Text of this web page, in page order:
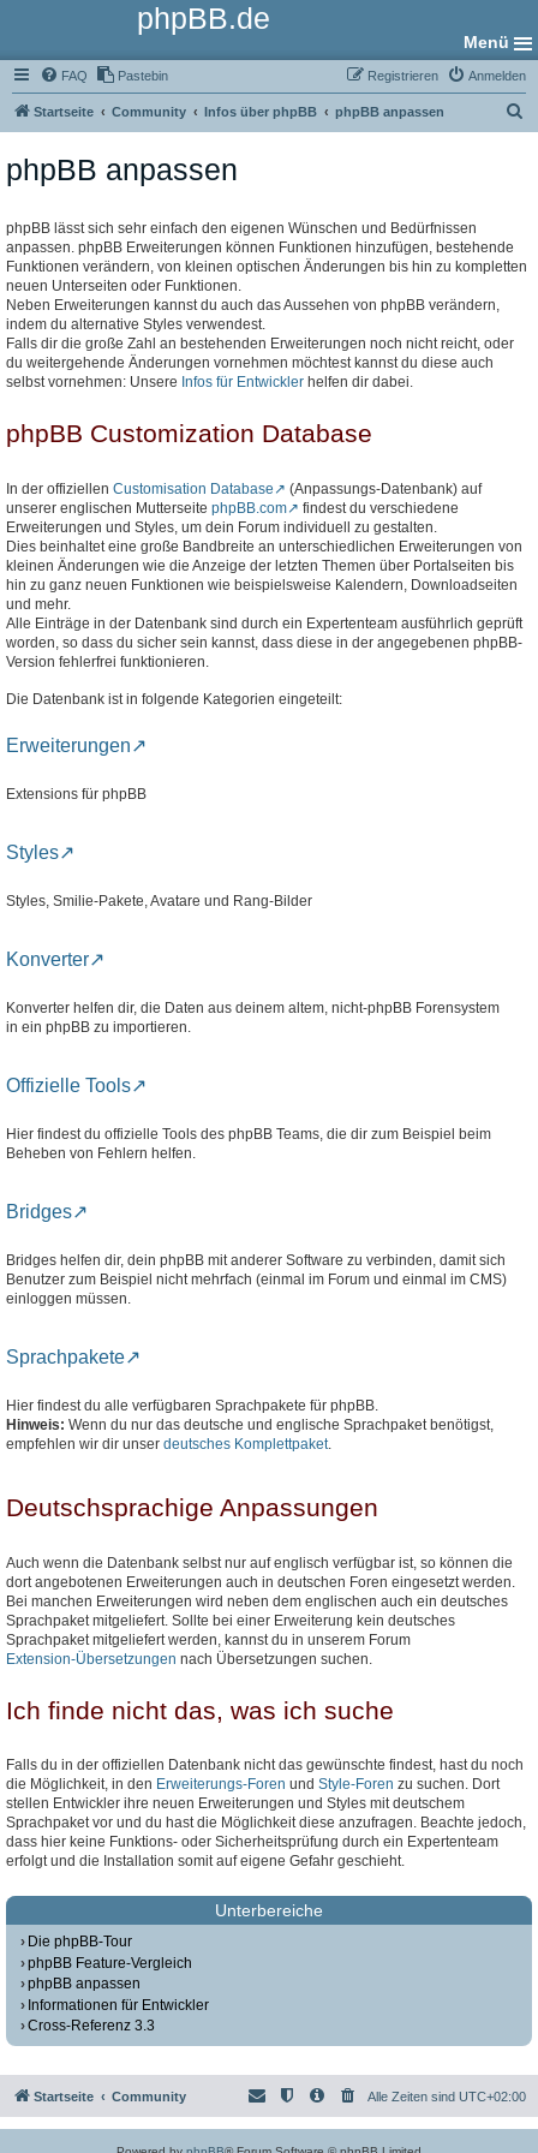
phpBB.de
Menü
FAQ Pastebin Anmelden
Registrieren
Startseite Community Infos über phpBB phpBB anpassen
phpBB anpassen
phpBB lässt sich sehr einfach den eigenen Wünschen und Bedürfnissen
anpassen. phpBB Erweiterungen können Funktionen hinzufügen, bestehende
Funktionen verändern, von kleinen optischen Änderungen bis hin zu kompletten
neuen Unterseiten oder Funktionen.
Neben Erweiterungen kannst du auch das Aussehen von phpBB verändern,
indem du alternative Styles verwendest.
Falls dir die große Zahl an bestehenden Erweiterungen noch nicht reicht, oder
du weitergehende Änderungen vornehmen möchtest kannst du diese auch
selbst vornehmen: Unsere Infos für Entwickler helfen dir dabei.
phpBB Customization Database
In der offiziellen Customisation Database
(Anpassungs-Datenbank) auf
unserer englischen Mutterseite phpBB.com
findest du verschiedene
Erweiterungen und Styles, um dein Forum individuell zu gestalten.
Dies beinhaltet eine große Bandbreite an unterschiedlichen Erweiterungen von
kleinen Änderungen wie die Anzeige der letzten Themen über Portalseiten bis
hin zu ganz neuen Funktionen wie beispielsweise Kalendern, Downloadseiten
und mehr.
Alle Einträge in der Datenbank sind durch ein Expertenteam ausführlich geprüft
worden, so dass du sicher sein kannst, dass diese in der angegebenen phpBB-
Version fehlerfrei funktionieren.
Die Datenbank ist in folgende Kategorien eingeteilt:
Erweiterungen
Extensions für phpBB
Styles
Styles, Smilie-Pakete, Avatare und Rang-Bilder
Konverter
Konverter helfen dir, die Daten aus deinem altem, nicht-phpBB Forensystem
in ein phpBB zu importieren.
Offizielle Tools
Hier findest du offizielle Tools des phpBB Teams, die dir zum Beispiel beim
Beheben von Fehlern helfen.
Bridges
Bridges helfen dir, dein phpBB mit anderer Software zu verbinden, damit sich
Benutzer zum Beispiel nicht mehrfach (einmal im Forum und einmal im CMS)
einloggen müssen.
Sprachpakete
Hier findest du alle verfügbaren Sprachpakete für phpBB.
Hinweis: Wenn du nur das deutsche und englische Sprachpaket benötigst,
empfehlen wir dir unser deutsches Komplettpaket.
Deutschsprachige Anpassungen
Auch wenn die Datenbank selbst nur auf englisch verfügbar ist, so können die
dort angebotenen Erweiterungen auch in deutschen Foren eingesetzt werden.
Bei manchen Erweiterungen wird neben dem englischen auch ein deutsches
Sprachpaket mitgeliefert. Sollte bei einer Erweiterung kein deutsches
Sprachpaket mitgeliefert werden, kannst du in unserem Forum
Extension-Übersetzungen nach Übersetzungen suchen.
Ich finde nicht das, was ich suche
Falls du in der offiziellen Datenbank nicht das gewünschte findest, hast du noch
die Möglichkeit, in den Erweiterungs-Foren und Style-Foren zu suchen. Dort
stellen Entwickler ihre neuen Erweiterungen und Styles mit deutschem
Sprachpaket vor und du hast die Möglichkeit diese anzufragen. Beachte jedoch,
dass hier keine Funktions- oder Sicherheitsprüfung durch ein Expertenteam
erfolgt und die Installation somit auf eigene Gefahr geschieht.
Unterbereiche
Die phpBB-Tour
phpBB Feature-Vergleich
phpBB anpassen
Informationen für Entwickler
Cross-Referenz 3.3
Startseite Community Alle Zeiten sind UTC+02:00